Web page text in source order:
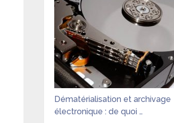
Dématérialisation et archivage
électronique : de quoi …